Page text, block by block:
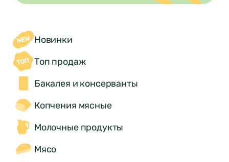
Новинки
Топ продаж
Бакалея и консерванты
Копчения мясные
Молочные продукты
Мясо